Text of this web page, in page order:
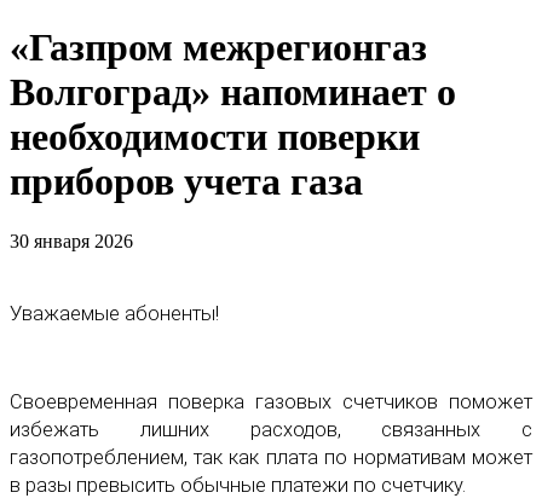
«Газпром межрегионгаз
Волгоград» напоминает о
необходимости поверки
приборов учета газа
30 января 2026
Уважаемые абоненты!
Своевременная поверка газовых счетчиков поможет
избежать лишних расходов, связанных с
газопотреблением, так как плата по нормативам может
в разы превысить обычные платежи по счетчику.